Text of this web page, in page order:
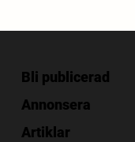
Bli publicerad
Annonsera
Artiklar